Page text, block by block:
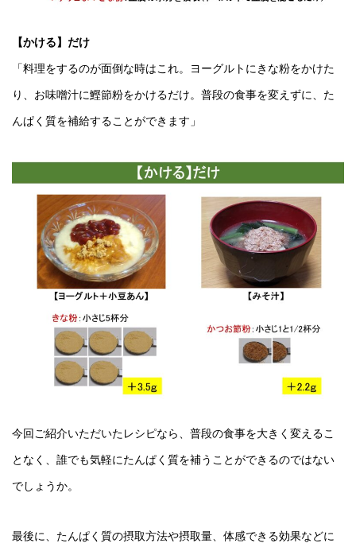
【かける】だけ
「料理をするのが面倒な時はこれ。ヨーグルトにきな粉をかけた
り、お味噌汁に鰹節粉をかけるだけ。普段の食事を変えずに、た
んぱく質を補給することができます」
今回ご紹介いただいたレシピなら、普段の食事を大きく変えるこ
となく、誰でも気軽にたんぱく質を補うことができるのではない
でしょうか。
最後に、たんぱく質の摂取方法や摂取量、体感できる効果などに